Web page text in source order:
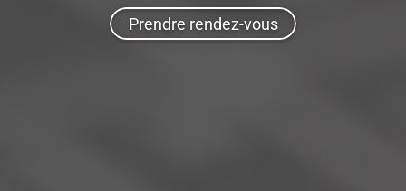
Prendre rendez-vous